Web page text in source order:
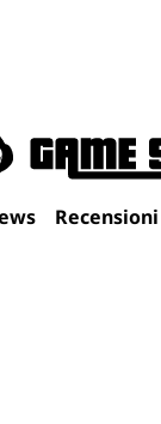
Recensioni